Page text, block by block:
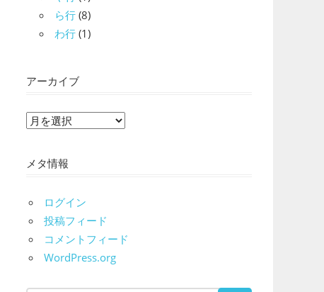
ら行 (8)
わ行 (1)
アーカイブ
ア
カ
メタ情報
ログイン
投稿フィード
コメントフィード
WordPress.org